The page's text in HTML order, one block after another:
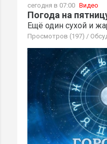
сегодня в 07:00 Видео
Погода на
Ещё один сухой и
Просмотров (197) /